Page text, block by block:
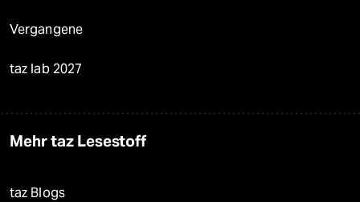
Vergangene
taz lab 2027
Mehr taz Lesestoff
taz Blogs